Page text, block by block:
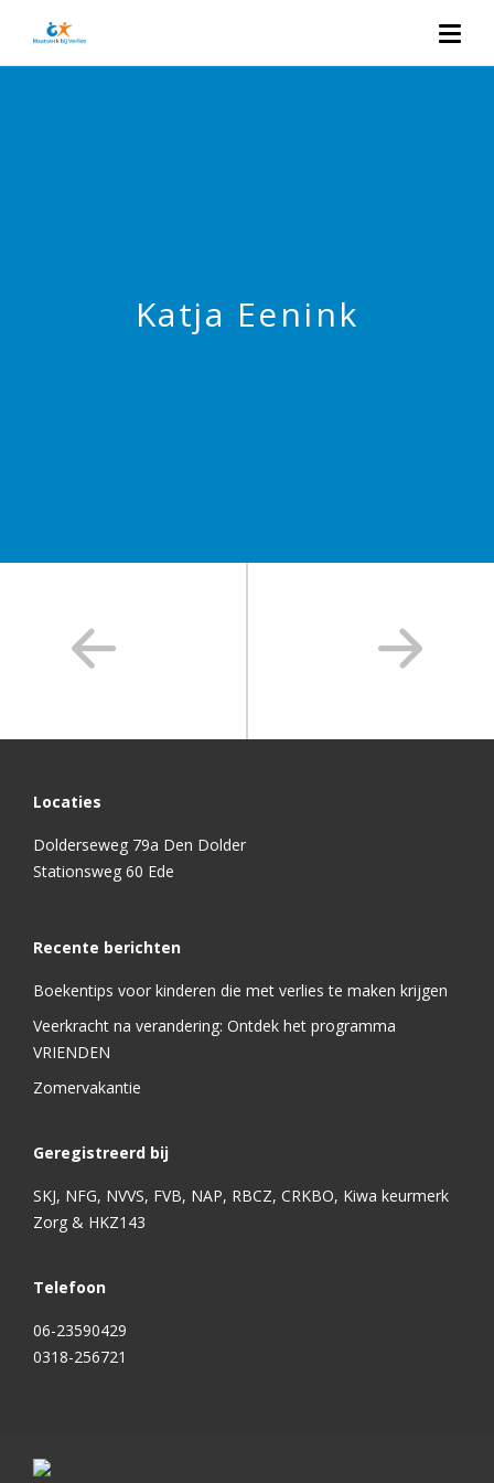
Katja Eenink
Locaties
Dolderseweg 79a Den Dolder
Stationsweg 60 Ede
Recente berichten
Boekentips voor kinderen die met verlies te maken krijgen
Veerkracht na verandering: Ontdek het programma
VRIENDEN
Zomervakantie
Geregistreerd bij
SKJ, NFG, NVVS, FVB, NAP, RBCZ, CRKBO, Kiwa keurmerk
Zorg & HKZ143
Telefoon
06-23590429
0318-256721